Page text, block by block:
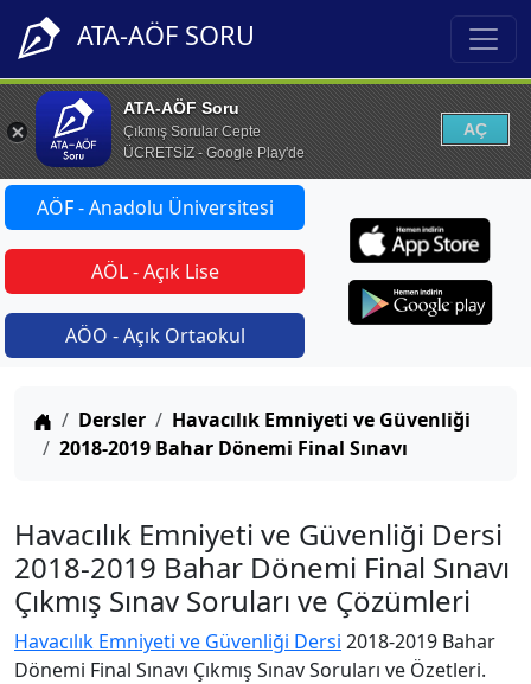
ATA-AÖF SORU
ATA-AÖF Soru
Çıkmış Sorular Cepte
ÜCRETSİZ - Google Play'de
AÇ
AÖF - Anadolu Üniversitesi
AÖL - Açık Lise
AÖO - Açık Ortaokul
Anasayfa
Dersler
Havacılık Emniyeti ve Güvenliği
2018-2019 Bahar Dönemi Final Sınavı
Havacılık Emniyeti ve Güvenliği Dersi
2018-2019 Bahar Dönemi Final Sınavı
Çıkmış Sınav Soruları ve Çözümleri
Havacılık Emniyeti ve Güvenliği Dersi 2018-2019 Bahar
Dönemi Final Sınavı Çıkmış Sınav Soruları ve Özetleri.